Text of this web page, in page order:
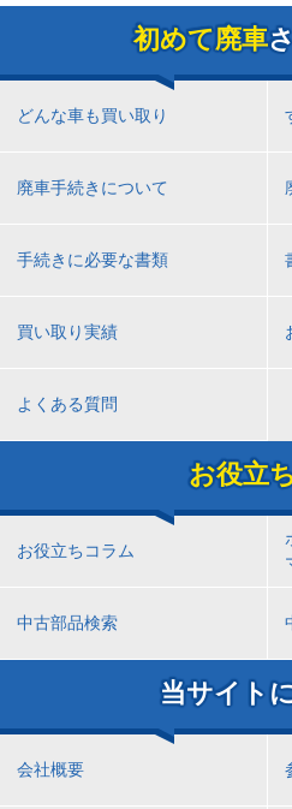
初めて廃車
どんな車も買い取り
廃車手続きについて
手続きに必要な書類
買い取り実績
よくある質問
お役立
お役立ちコラム
中古部品検索
当サイト
会社概要